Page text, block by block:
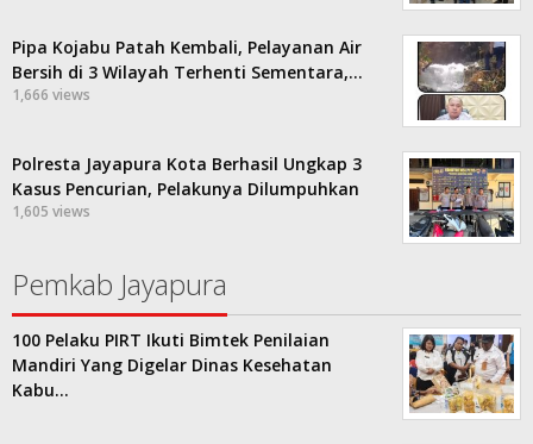
Pipa Kojabu Patah Kembali, Pelayanan Air
Bersih di 3 Wilayah Terhenti Sementara,…
1,666 views
Polresta Jayapura Kota Berhasil Ungkap 3
Kasus Pencurian, Pelakunya Dilumpuhkan
1,605 views
Pemkab Jayapura
100 Pelaku PIRT Ikuti Bimtek Penilaian
Mandiri Yang Digelar Dinas Kesehatan
Kabu…